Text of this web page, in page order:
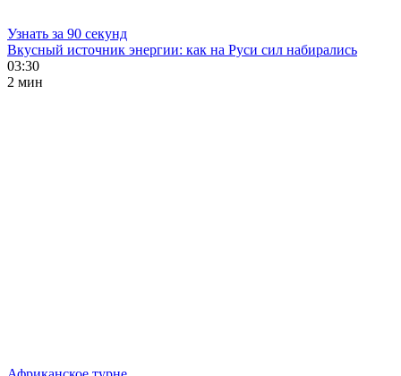
Узнать за 90 секунд
Вкусный источник энергии: как на Руси сил набирались
03:30
2 мин